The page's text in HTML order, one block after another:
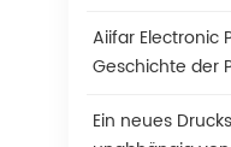
Aiifar Electronic
Geschichte der
Ein neues